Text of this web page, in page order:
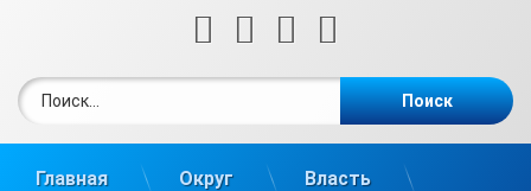
RSS E-mailВКонтакте
Главная Округ Власть